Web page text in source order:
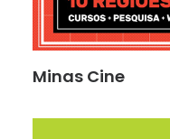
Minas Cine